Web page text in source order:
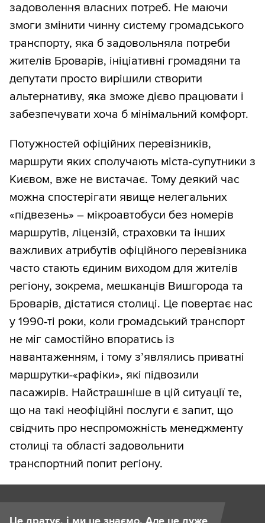
задоволення власних потреб. Не маючи
змоги змінити чинну систему громадського
транспорту, яка б задовольняла потреби
жителів Броварів, ініціативні громадяни та
депутати просто вирішили створити
альтернативу, яка зможе дієво працювати і
забезпечувати хоча б мінімальний комфорт.
Потужностей офіційних перевізників,
маршрути яких сполучають міста-супутники з
Києвом, вже не вистачає. Тому деякий час
можна спостерігати явище нелегальних
«підвезень» – мікроавтобуси без номерів
маршрутів, ліцензій, страховки та інших
важливих атрибутів офіційного перевізника
часто стають єдиним виходом для жителів
регіону, зокрема, мешканців Вишгорода та
Броварів, дістатися столиці. Це повертає нас
у 1990-ті роки, коли громадський транспорт
не міг самостійно впоратись із
навантаженням, і тому з’являлись приватні
маршрутки-«рафіки», які підвозили
пасажирів. Найстрашніше в цій ситуації те,
що на такі неофіційні послуги є запит, що
свідчить про неспроможність менеджменту
столиці та області задовольнити
транспортний попит регіону.